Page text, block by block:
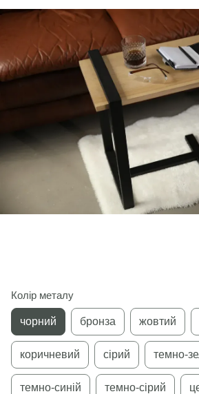
Колір металу
чорний бронза жовтий
коричневий сірий темно-
темно-синій темно-сірий